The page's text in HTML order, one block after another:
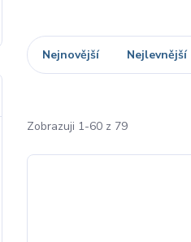
Nejnovější Nejlevnější
Zobrazuji 1-60 z 79